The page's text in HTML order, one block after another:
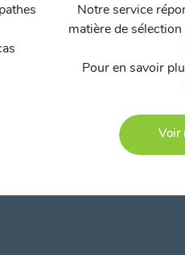
Notre service
matière de
Pour en savoir
Voir